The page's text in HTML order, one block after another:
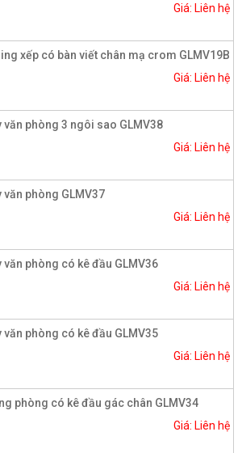
Giá: Liên hệ
xếp có bàn viết chân mạ crom GLMV19B
Giá: Liên hệ
văn phòng 3 ngôi sao GLMV38
Giá: Liên hệ
văn phòng GLMV37
Giá: Liên hệ
văn phòng có kê đầu GLMV36
Giá: Liên hệ
văn phòng có kê đầu GLMV35
Giá: Liên hệ
phòng có kê đầu gác chân GLMV34
Giá: Liên hệ